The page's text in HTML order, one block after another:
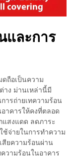
และการ
ถือเป็นความ
าง ม่านเหล่านี้มี
ารถ่ายเทความร้อน
าคารให้คงที่ตลอด
สงแดด ลดภาระ
จ่ายในการทำความ
ยความร้อนผ่าน
วามร้อนในอาคาร